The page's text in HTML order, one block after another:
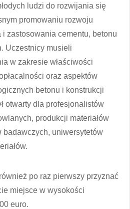
ludzi do rozwijania się
promowaniu rozwoju
zastosowania cementu, betonu
Uczestnicy musieli
w zakresie właściwości
oraz aspektów
betonu i konstrukcji
otwarty dla profesjonalistów
produkcji materiałów
badawczych, uniwersytetów
po raz pierwszy przyznać
miejsce w wysokości
euro.